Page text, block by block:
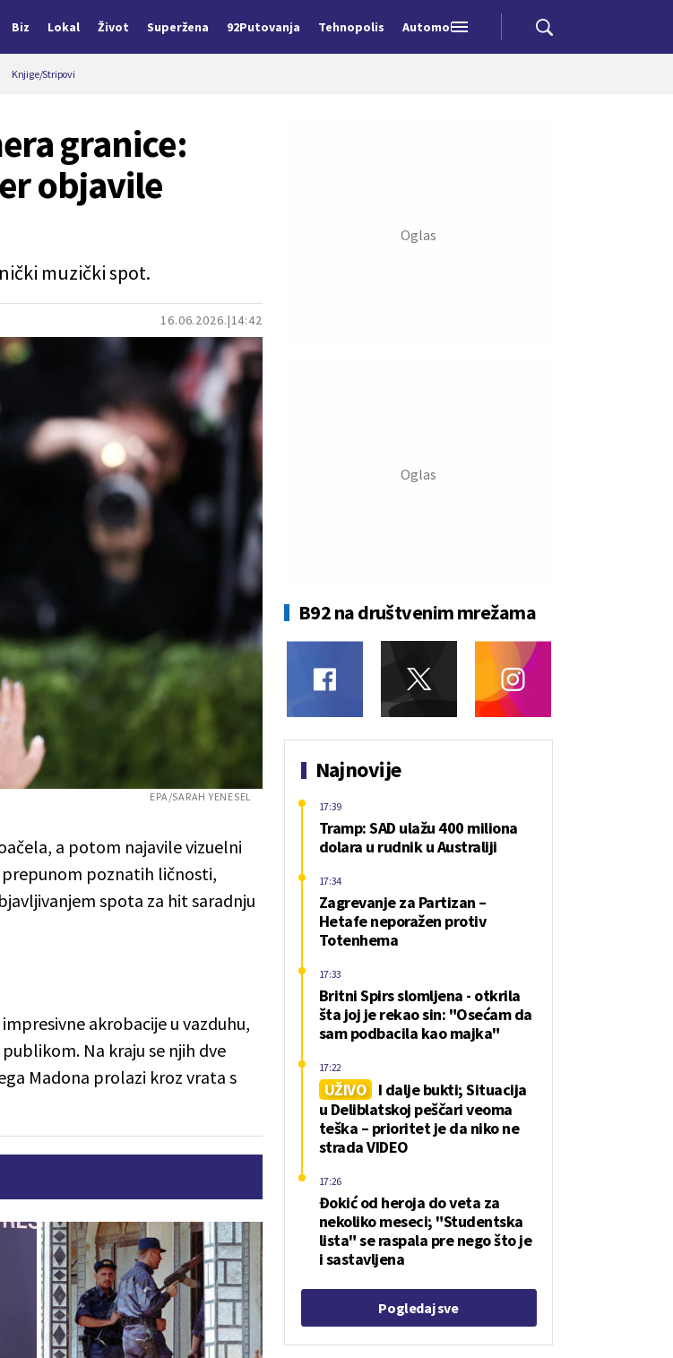
Biz Lokal Život Superžena 92Putovanja Tehnopolis Automobili
Knjige/Stripovi
16.06.2026. 14:42
granice:
objavile
muzički spot.
EPA/SARAH YENESEL
a potom najavile vizuelni
poznatih ličnosti,
spota za hit saradnju
akrobacije u vazduhu,
Na kraju se njih dve
Madona prolazi kroz vrata s
B92 na društvenim mrežama
Najnovije
Tramp: SAD ulažu 400 miliona
dolara u rudnik u Australiji
17:39
Zagrevanje za Partizan –
Hetafe neporažen protiv
Totenhema
17:34
Britni Spirs slomljena - otkrila
šta joj je rekao sin: "Osećam da
sam podbacila kao majka"
17:33
UŽIVO
I dalje bukti; Situacija
u Deliblatskoj peščari veoma
teška – prioritet je da niko ne
strada VIDEO
17:22
Đokić od heroja do veta za
nekoliko meseci; "Studentska
lista" se raspala pre nego što je
i sastavljena
17:26
Pogledaj sve